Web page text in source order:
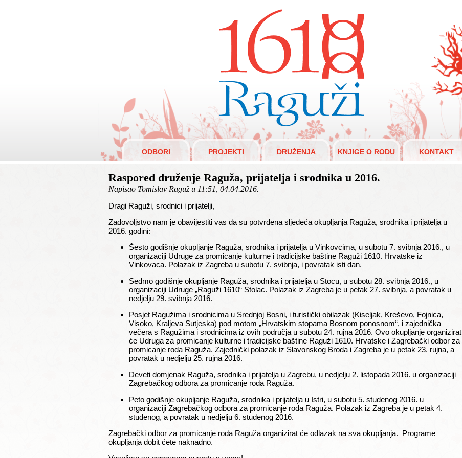
Raguži 1610.
ODBORI PROJEKTI DRUŽENJA KNJIGE O RODU KONTAKT
Raspored druženje Raguža, prijatelja i srodnika u 2016.
Napisao Tomislav Raguž u 11:51, 04.04.2016.
Dragi Raguži, srodnici i prijatelji,
Zadovoljstvo nam je obavijestiti vas da su potvrđena sljedeća okupljanja Raguža, srodnika i prijatelja u
2016. godini:
Šesto godišnje okupljanje Raguža, srodnika i prijatelja u Vinkovcima, u subotu 7. svibnja 2016., u
organizaciji Udruge za promicanje kulturne i tradicijske baštine Raguži 1610. Hrvatske iz
Vinkovaca. Polazak iz Zagreba u subotu 7. svibnja, i povratak isti dan.
Sedmo godišnje okupljanje Raguža, srodnika i prijatelja u Stocu, u subotu 28. svibnja 2016., u
organizaciji Udruge „Raguži 1610“ Stolac. Polazak iz Zagreba je u petak 27. svibnja, a povratak u
nedjelju 29. svibnja 2016.
Posjet Ragužima i srodnicima u Srednjoj Bosni, i turistički obilazak (Kiseljak, Kreševo, Fojnica,
Visoko, Kraljeva Sutjeska) pod motom „Hrvatskim stopama Bosnom ponosnom“, i zajednička
večera s Ragužima i srodnicima iz ovih područja u subotu 24. rujna 2016. Ovo okupljanje organizirat
će Udruga za promicanje kulturne i tradicijske baštine Raguži 1610. Hrvatske i Zagrebački odbor za
promicanje roda Raguža. Zajednički polazak iz Slavonskog Broda i Zagreba je u petak 23. rujna, a
povratak u nedjelju 25. rujna 2016.
Deveti domjenak Raguža, srodnika i prijatelja u Zagrebu, u nedjelju 2. listopada 2016. u organizaciji
Zagrebačkog odbora za promicanje roda Raguža.
Peto godišnje okupljanje Raguža, srodnika i prijatelja u Istri, u subotu 5. studenog 2016. u
organizaciji Zagrebačkog odbora za promicanje roda Raguža. Polazak iz Zagreba je u petak 4.
studenog, a povratak u nedjelju 6. studenog 2016.
Zagrebački odbor za promicanje roda Raguža organizirat će odlazak na sva okupljanja. Programe
okupljanja dobit ćete naknadno.